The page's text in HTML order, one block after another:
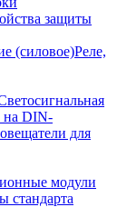
защиты
(силовое)Реле,
на DIN-
для
модули
стандарта